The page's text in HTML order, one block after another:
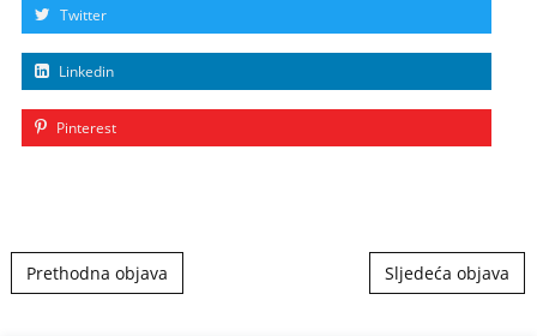
Twitter
Linkedin
Pinterest
Post navigation
Prethodna objava Sljedeća objava